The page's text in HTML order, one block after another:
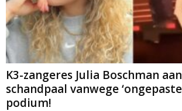
K3-zangeres Julia Boschman
schandpaal vanwege
podium!